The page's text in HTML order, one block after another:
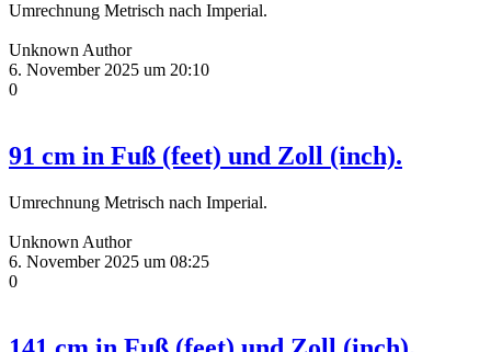
Umrechnung Metrisch nach Imperial.
Unknown Author
6. November 2025 um 20:10
0
91 cm in Fuß (feet) und Zoll (inch).
Umrechnung Metrisch nach Imperial.
Unknown Author
6. November 2025 um 08:25
0